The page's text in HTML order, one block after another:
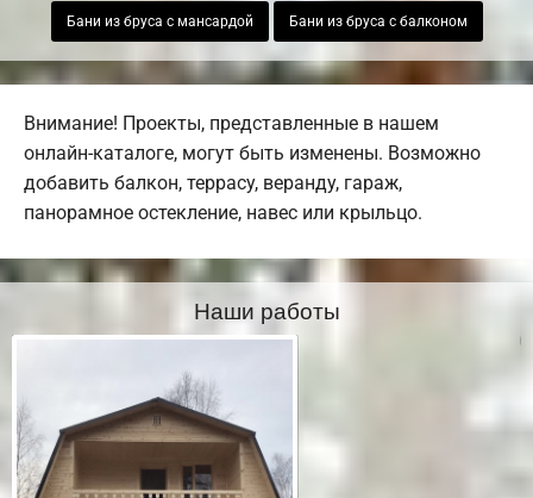
Бани из бруса с мансардой Бани из бруса с балконом
Внимание! Проекты, представленные в нашем
онлайн-каталоге, могут быть изменены. Возможно
добавить балкон, террасу, веранду, гараж,
панорамное остекление, навес или крыльцо.
Наши работы